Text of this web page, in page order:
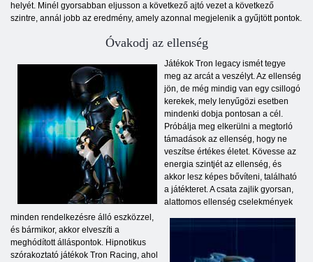
helyét. Minél gyorsabban eljusson a következő ajtó vezet a következő
szintre, annál jobb az eredmény, amely azonnal megjelenik a gyűjtött pontok.
Óvakodj az ellenség
Játékok Tron legacy ismét tegye
meg az arcát a veszélyt. Az ellenség
jön, de még mindig van egy csillogó
kerekek, mely lenyűgözi esetben
mindenki dobja pontosan a cél.
Próbálja meg elkerülni a megtorló
támadások az ellenség, hogy ne
veszítse értékes életet. Kövesse az
energia szintjét az ellenség, és
akkor lesz képes bővíteni, található
a játékteret. A csata zajlik gyorsan,
alattomos ellenség cselekmények
minden rendelkezésre álló eszközzel,
és bármikor, akkor elveszíti a
meghódított álláspontok. Hipnotikus
szórakoztató játékok Tron Racing, ahol